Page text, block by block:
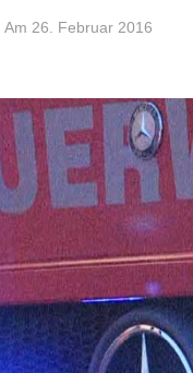
Am 26. Februar 2016